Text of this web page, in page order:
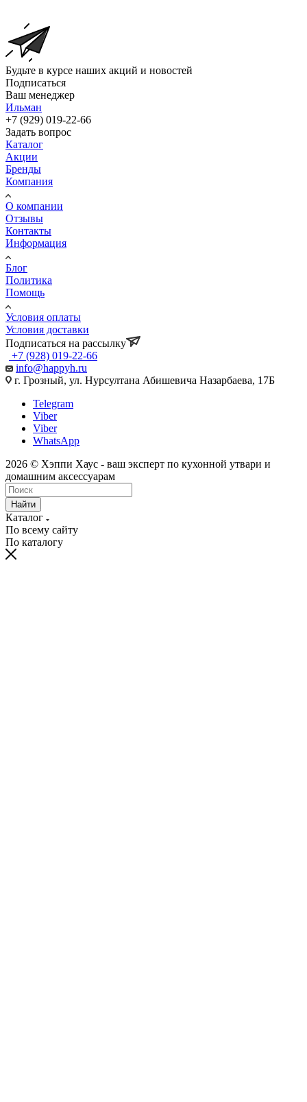
Будьте в курсе наших акций и новостей
Подписаться
Ваш менеджер
Ильман
+7 (929) 019-22-66
Задать вопрос
Каталог
Акции
Бренды
Компания
О компании
Отзывы
Контакты
Информация
Блог
Политика
Помощь
Условия оплаты
Условия доставки
Подписаться на рассылку
+7 (928) 019-22-66
info@happyh.ru
г. Грозный, ул. Нурсултана Абишевича Назарбаева, 17Б
Telegram
Viber
Viber
WhatsApp
2026 © Хэппи Хаус - ваш эксперт по кухонной утвари и
домашним аксессуарам
Найти
Каталог
По всему сайту
По каталогу